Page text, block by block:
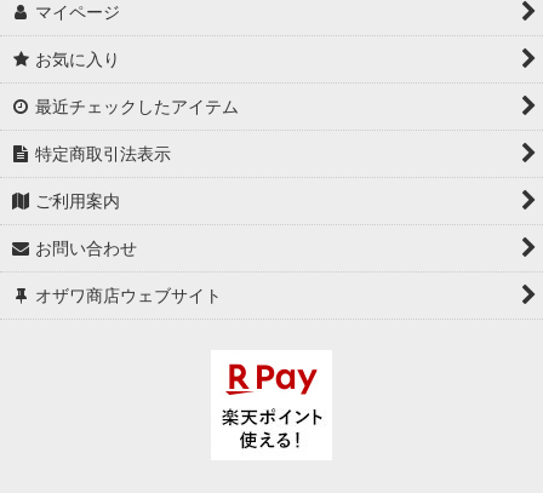
マイページ
お気に入り
最近チェックしたアイテム
特定商取引法表示
ご利用案内
お問い合わせ
オザワ商店ウェブサイト